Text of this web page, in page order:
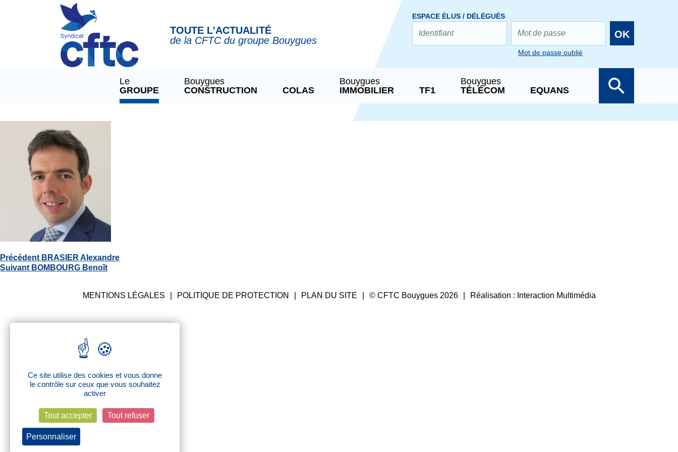
TOUTE L'ACTUALITÉ
de la CFTC du groupe Bouygues
ESPACE ÉLUS / DÉLÉGUÉS
OK
Mot de passe oublié
Le
GROUPE
Bouygues
CONSTRUCTION
COLAS
Bouygues
IMMOBILIER
TF1
Bouygues
TÉLÉCOM
EQUANS
Navigation
de
l’article
Précédent Article
précédent
BRASIER Alexandre
Suivant Article
BOMBOURG Benoît
MENTIONS LÉGALES POLITIQUE DE PROTECTION PLAN DU SITE © CFTC Bouygues 2026 Réalisation : Interaction Multimédia
Panneau de gestion des cookies
Ce site utilise des cookies et vous donne
le contrôle sur ceux que vous souhaitez
activer
Tout accepter Tout refuser
Personnaliser